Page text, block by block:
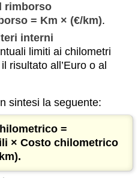
rimborso
= Km × (€/km).
interni
limiti ai chilometri
risultato all’Euro o al
sintesi la seguente:
=
× Costo chilometrico